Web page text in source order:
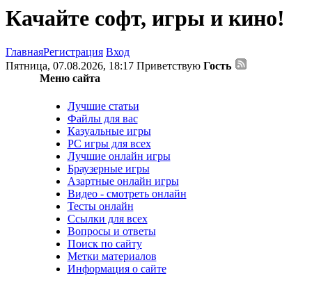
Качайте софт, игры и кино!
ГлавнаяРегистрация Вход
Пятница, 07.08.2026, 18:17 Приветствую Гость
Меню сайта
Лучшие статьи
Файлы для вас
Казуальные игры
PC игры для всех
Лучшие онлайн игры
Браузерные игры
Азартные онлайн игры
Видео - смотреть онлайн
Тесты онлайн
Ссылки для всех
Вопросы и ответы
Поиск по сайту
Метки материалов
Информация о сайте